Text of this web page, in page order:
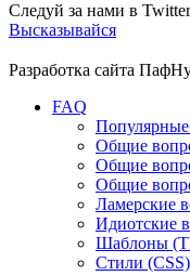
Следуй за нами в Twitter
Высказывайся
Разработка сайта
FAQ
Общие
Общие
Общие
Ламерские
Идиотские
Шаблоны
Стили (CSS)